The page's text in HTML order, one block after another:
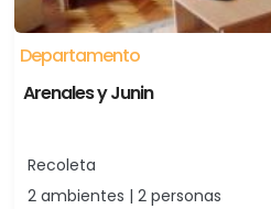
Departamento
Arenales y Junin
Recoleta
2 ambientes | 2 personas